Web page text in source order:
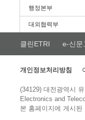
행정본부
대외협력부
클린ETRI e-신문
개인정보처리방침
(34129) 대전광역시
Electronics and
본 홈페이지에 게시